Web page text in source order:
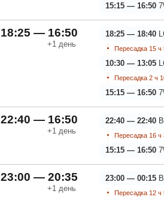
15:15 — 16:50
18:25 — 16:50
+1 день
18:25 — 18:40
Пересадка 15 ч
10:30 — 13:05
Пересадка 2 ч
15:15 — 16:50
22:40 — 16:50
+1 день
22:40 — 22:40
Пересадка 16 ч
15:15 — 16:50
23:00 — 20:35
+1 день
23:00 — 00:15
Пересадка 12 ч